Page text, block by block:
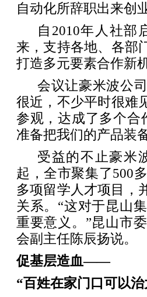
自动化所辞职出来创
自2010年人社部
来，支持各地、各部
打造多元要素合作新
会议让豪米波公
很近，不少平时很难
参观，达成了多个合
准备把我们的产品装
受益的不止豪米
起，全市聚集了500
多项留学人才项目，
关系。“这对于昆山
重要意义。”昆山市
会副主任陈辰扬说。
促基层造血——
“百姓在家门口可以治